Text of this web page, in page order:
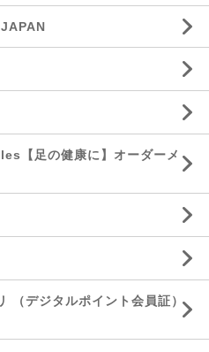
【足の健康に】オーダーメ
（デジタルポイント会員証）